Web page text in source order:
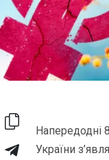
Напередодні
України